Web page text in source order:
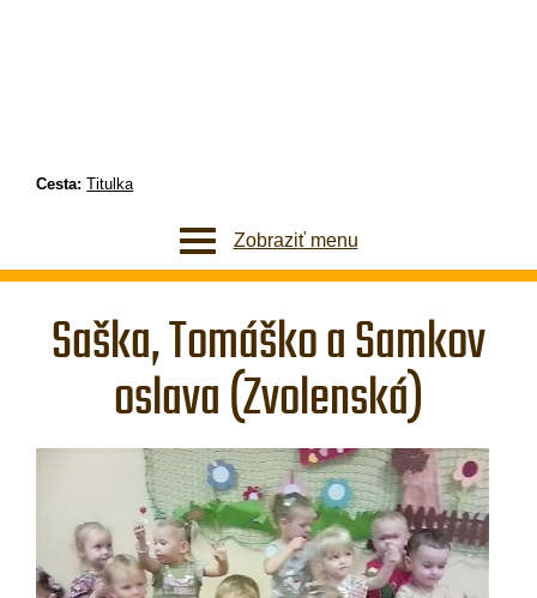
Cesta:Titulka
Zobraziť menu
Saška, Tomáško a Samkov
oslava (Zvolenská)